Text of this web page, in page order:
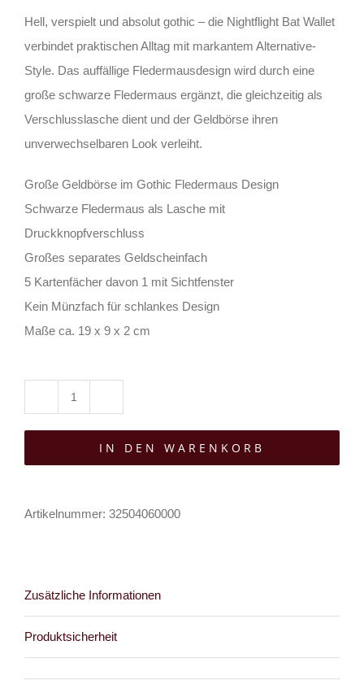
Hell, verspielt und absolut gothic – die Nightflight Bat Wallet
verbindet praktischen Alltag mit markantem Alternative-
Style. Das auffällige Fledermausdesign wird durch eine
große schwarze Fledermaus ergänzt, die gleichzeitig als
Verschlusslasche dient und der Geldbörse ihren
unverwechselbaren Look verleiht.
Große Geldbörse im Gothic Fledermaus Design
Schwarze Fledermaus als Lasche mit
Druckknopfverschluss
Großes separates Geldscheinfach
5 Kartenfächer davon 1 mit Sichtfenster
Kein Münzfach für schlankes Design
Maße ca. 19 x 9 x 2 cm
Attic
Geldbörse
IN DEN WARENKORB
Artikelnummer: 32504060000
Zusätzliche Informationen
Produktsicherheit